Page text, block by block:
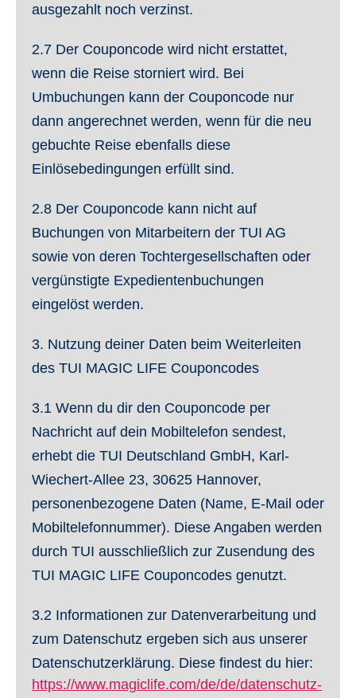
ausgezahlt noch verzinst.
2.7 Der Couponcode wird nicht erstattet,
wenn die Reise storniert wird. Bei
Umbuchungen kann der Couponcode nur
dann angerechnet werden, wenn für die neu
gebuchte Reise ebenfalls diese
Einlösebedingungen erfüllt sind.
2.8 Der Couponcode kann nicht auf
Buchungen von Mitarbeitern der TUI AG
sowie von deren Tochtergesellschaften oder
vergünstigte Expedientenbuchungen
eingelöst werden.
3. Nutzung deiner Daten beim Weiterleiten
des TUI MAGIC LIFE Couponcodes
3.1 Wenn du dir den Couponcode per
Nachricht auf dein Mobiltelefon sendest,
erhebt die TUI Deutschland GmbH, Karl-
Wiechert-Allee 23, 30625 Hannover,
personenbezogene Daten (Name, E-Mail oder
Mobiltelefonnummer). Diese Angaben werden
durch TUI ausschließlich zur Zusendung des
TUI MAGIC LIFE Couponcodes genutzt.
3.2 Informationen zur Datenverarbeitung und
zum Datenschutz ergeben sich aus unserer
Datenschutzerklärung. Diese findest du hier:
https://www.magiclife.com/de/de/datenschutz-